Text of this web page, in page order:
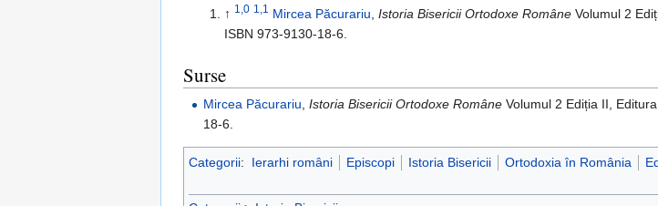
↑ 1,0 1,1 Mircea Păcurariu, Istoria Bisericii Ortodoxe RomâneVolumul 2
ISBN 973-9130-18-6.
Surse
Mircea Păcurariu ,Istoria Bisericii Ortodoxe Române Volumul 2 Ediția II,
18-6.
Categorii: Ierarhi români Episcopi Istoria Bisericii Ortodoxia în România